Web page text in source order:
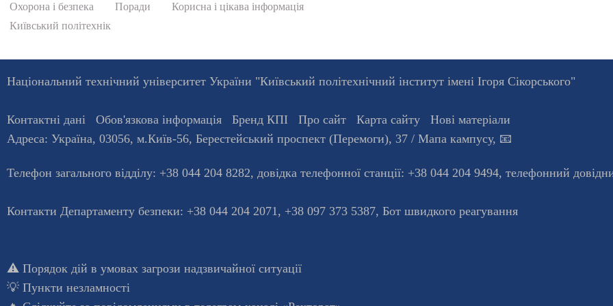
Охорона і безпека Поради
Корисна і цікава інформація
Київський політехнік
Національний технічний університет України "Київський політехнічний інститут імені Ігоря Сікорського"
Контактні дані Обов'язкова інформація Бренд КПІ Про сайт Карта сайту
Нові матеріали
Адреса: Україна, 03056, м.Київ-56, Берестейський проспект (Перемоги), 37 / Мапа кампусу, 📧
Телефон загального відділу: +38 044 204 8282, довiдка телефонної станцiї: +38 044 204 9494, телефонний
Контакти Департаменту безпеки: +38 044 204 2071, +38 097 373 5387, Бот швидкого реагування
⚠️ Порядок дій в умовах загрози надзвичайної ситуації
💡 Пункти незламності